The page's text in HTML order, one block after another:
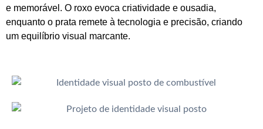
e memorável. O roxo evoca criatividade e ousadia,
enquanto o prata remete à tecnologia e precisão, criando
um equilíbrio visual marcante.